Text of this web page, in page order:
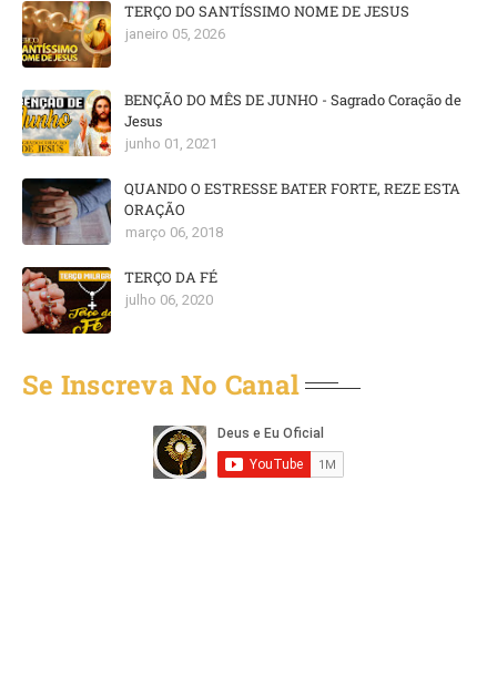
TERÇO DO SANTÍSSIMO NOME DE JESUS
janeiro 05, 2026
BENÇÃO DO MÊS DE JUNHO - Sagrado Coração de
Jesus
junho 01, 2021
QUANDO O ESTRESSE BATER FORTE, REZE ESTA
ORAÇÃO
março 06, 2018
TERÇO DA FÉ
julho 06, 2020
Se Inscreva No Canal